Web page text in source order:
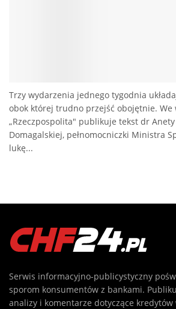
Trzy wydarzenia jednego tygodnia
obok której trudno przejść obojętnie. We
„Rzeczpospolita" publikuje tekst dr
Domagalskiej, pełnomocniczki Ministra
lukę...
Serwis informacyjno-publicystyczny
sporom konsumentów z bankami.
analizy i komentarze dotyczące